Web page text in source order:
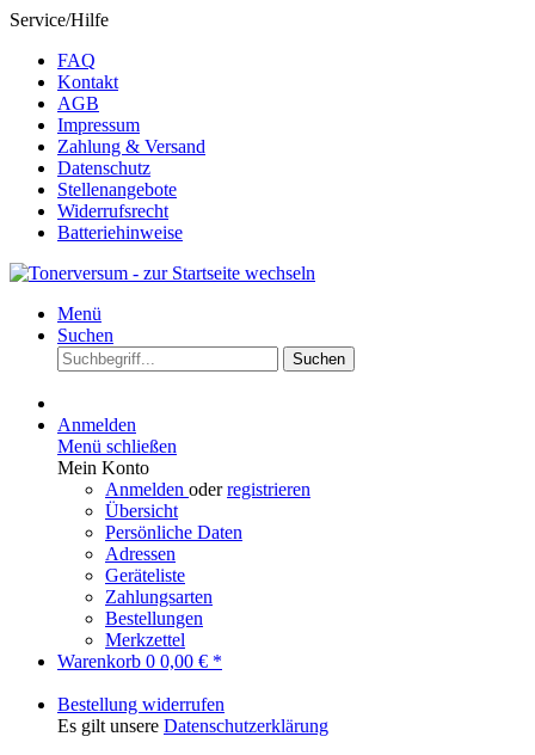
Service/Hilfe
FAQ
Kontakt
AGB
Impressum
Zahlung & Versand
Datenschutz
Stellenangebote
Widerrufsrecht
Batteriehinweise
Menü
Suchen
Suchen
Anmelden
Menü schließen
Mein Konto
Anmelden oderregistrieren
Übersicht
Persönliche Daten
Adressen
Geräteliste
Zahlungsarten
Bestellungen
Merkzettel
Warenkorb 0 0,00 € *
Bestellung widerrufen
Es gilt unsere Datenschutzerklärung